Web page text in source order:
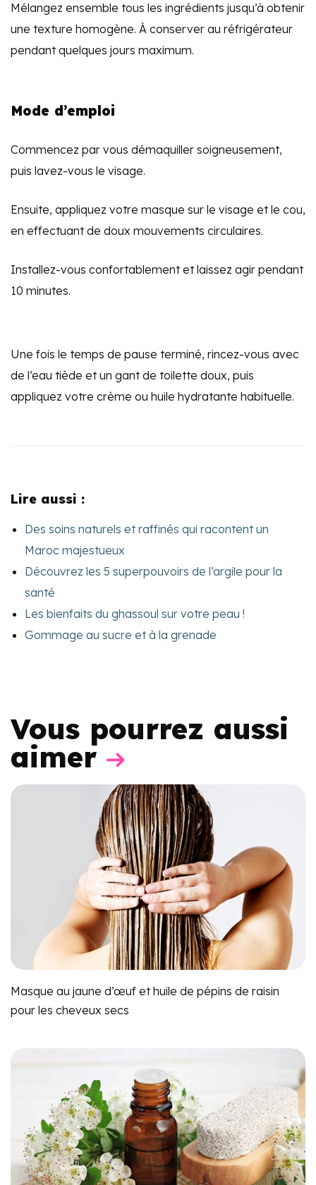
Mélangez ensemble tous les ingrédients jusqu’à obtenir
une texture homogène. À conserver au réfrigérateur
pendant quelques jours maximum.
Mode d’emploi
Commencez par vous démaquiller soigneusement,
puis lavez-vous le visage.
Ensuite, appliquez votre masque sur le visage et le cou,
en effectuant de doux mouvements circulaires.
Installez-vous confortablement et laissez agir pendant
10 minutes.
Une fois le temps de pause terminé, rincez-vous avec
de l’eau tiède et un gant de toilette doux, puis
appliquez votre crème ou huile hydratante habituelle.
Lire aussi :
Des soins naturels et raffinés qui racontent un
Maroc majestueux
Découvrez les 5 superpouvoirs de l’argile pour la
santé
Les bienfaits du ghassoul sur votre peau !
Gommage au sucre et à la grenade
Vous pourrez aussi
aimer
Masque au jaune d’œuf et huile de pépins de raisin
pour les cheveux secs